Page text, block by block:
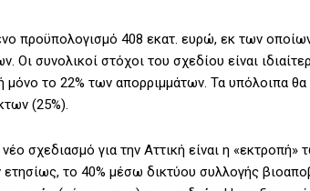
προϋπολογισμό 408 εκατ. ευρώ, εκ των
Οι συνολικοί στόχοι του σχεδίου είναι
μόνο το 22% των απορριμμάτων. Τα υπόλοιπα
(25%).
σχεδιασμό για την Αττική είναι η
το 40% μέσω δικτύου συλλογής